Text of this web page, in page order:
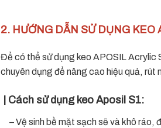
2. HƯỚNG DẪN SỬ DỤNG KEO
Để có thể sử dụng keo APOSIL Acrylic
chuyên dụng để nâng cao hiệu quả, rút
| Cách sử dụng keo Aposil S1:
– Vệ sinh bề mặt sạch sẽ và khô ráo,